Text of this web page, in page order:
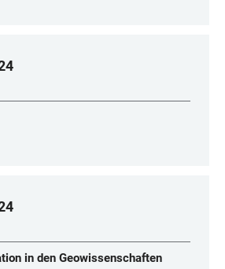
in den Geowissenschaften